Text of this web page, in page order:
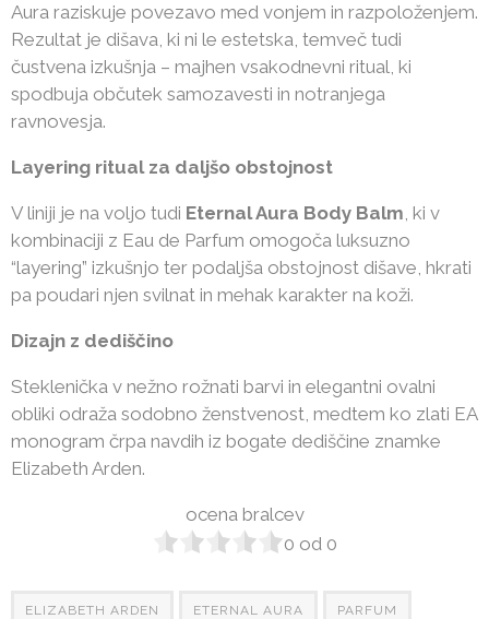
Aura raziskuje povezavo med vonjem in razpoloženjem.
Rezultat je dišava, ki ni le estetska, temveč tudi
čustvena izkušnja – majhen vsakodnevni ritual, ki
spodbuja občutek samozavesti in notranjega
ravnovesja.
Layering ritual za daljšo obstojnost
V liniji je na voljo tudi Eternal Aura Body Balm, ki v
kombinaciji z Eau de Parfum omogoča luksuzno
“layering” izkušnjo ter podaljša obstojnost dišave, hkrati
pa poudari njen svilnat in mehak karakter na koži.
Dizajn z dediščino
Steklenička v nežno rožnati barvi in elegantni ovalni
obliki odraža sodobno ženstvenost, medtem ko zlati EA
monogram črpa navdih iz bogate dediščine znamke
Elizabeth Arden.
ocena bralcev
0 od 0
ELIZABETH ARDEN ETERNAL AURA PARFUM